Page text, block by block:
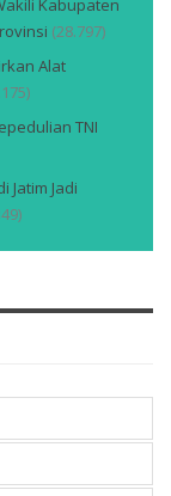
Kabupaten
(28.797)
Alat
TNI
Jatim Jadi